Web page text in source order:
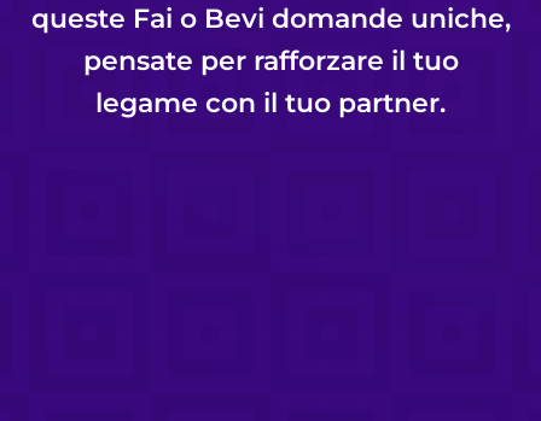
queste Fai o Bevi domande uniche,
pensate per rafforzare il tuo
legame con il tuo partner.